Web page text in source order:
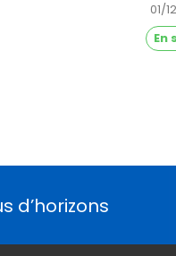
01/
En
d’horizons